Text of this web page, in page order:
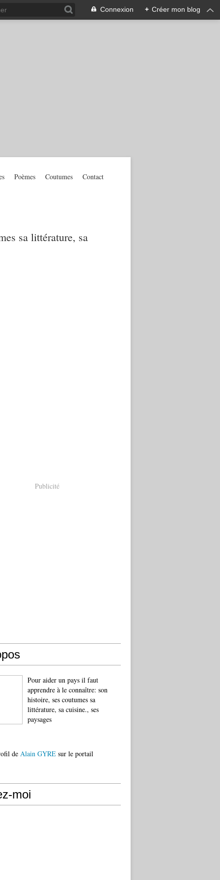
Connexion + Créer mon blog
sa littérature, sa
Poèmes Coutumes Contact
Publicité
Pour aider un pays il faut
apprendre à le connaître: son
histoire, ses coutumes sa
littérature, sa cuisine., ses
paysages
de Alain GYRE sur le portail
moi